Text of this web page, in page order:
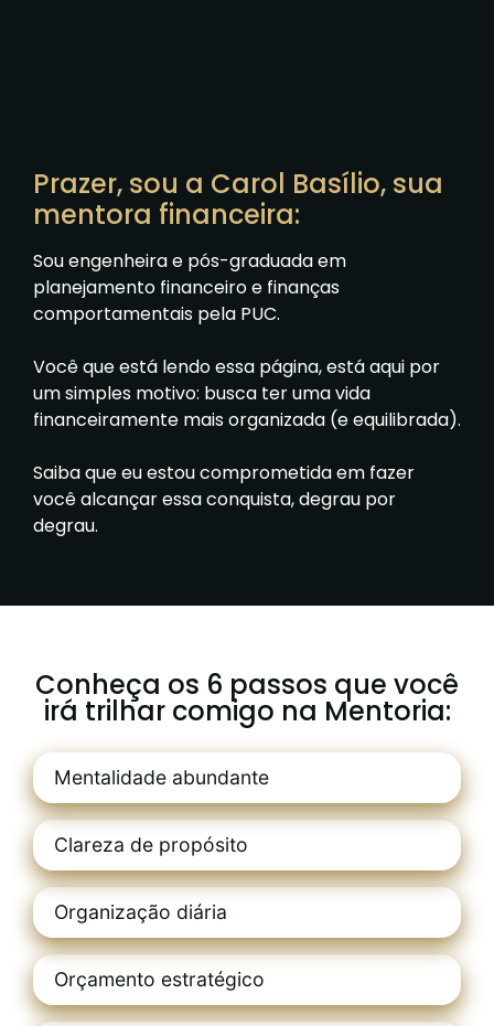
Prazer, sou a Carol Basílio, sua
mentora financeira:
Sou engenheira e pós-graduada em
planejamento financeiro e finanças
comportamentais pela PUC.
Você que está lendo essa página, está aqui por
um simples motivo: busca ter uma vida
financeiramente mais organizada (e equilibrada).
Saiba que eu estou comprometida em fazer
você alcançar essa conquista, degrau por
degrau.
Conheça os 6 passos que você
irá trilhar comigo na Mentoria:
Mentalidade abundante
Clareza de propósito
Organização diária
Orçamento estratégico